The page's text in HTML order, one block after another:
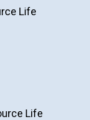
Life
Life